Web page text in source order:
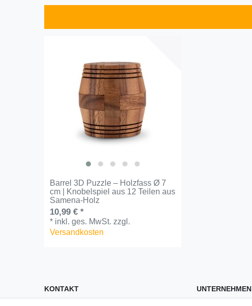
Barrel 3D Puzzle – Holzfass Ø 7
cm | Knobelspiel aus 12 Teilen aus
Samena-Holz
10,99 € *
* inkl. ges. MwSt. zzgl.
Versandkosten
KONTAKT UNTERNEHMEN